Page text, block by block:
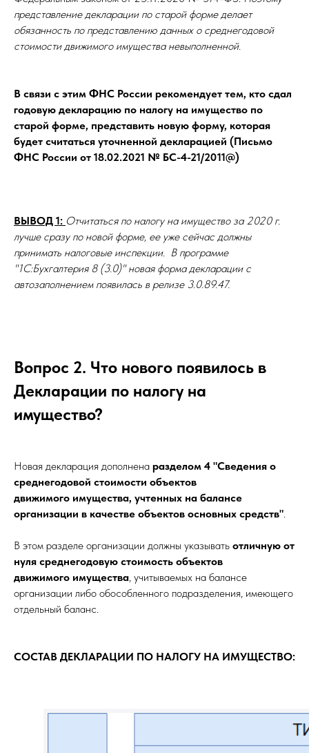
представление декларации по старой форме делает
обязанность по представлению данных о среднегодовой
стоимости движимого имущества невыполненной.
В связи с этим ФНС России рекомендует тем, кто сдал
годовую декларацию по налогу на имущество по
старой форме, представить новую форму, которая
будет считаться уточненной декларацией (Письмо
ФНС России от 18.02.2021 № БС-4-21/2011@)
ВЫВОД 1: Отчитаться по налогу на имущество за 2020 г.
лучше сразу по новой форме, ее уже сейчас должны
принимать налоговые инспекции. В программе
"1С:Бухгалтерия 8 (3.0)" новая форма декларации с
автозаполнением появилась в релизе 3.0.89.47.
Вопрос 2. Что нового появилось в
Декларации по налогу на
имущество?
Новая декларация дополнена разделом 4 "Сведения о
среднегодовой стоимости объектов
движимого имущества, учтенных на балансе
организации в качестве объектов основных средств".
В этом разделе организации должны указывать отличную от
нуля среднегодовую стоимость объектов
движимого имущества, учитываемых на балансе
организации либо обособленного подразделения, имеющего
отдельный баланс.
СОСТАВ ДЕКЛАРАЦИИ ПО НАЛОГУ НА ИМУЩЕСТВО: